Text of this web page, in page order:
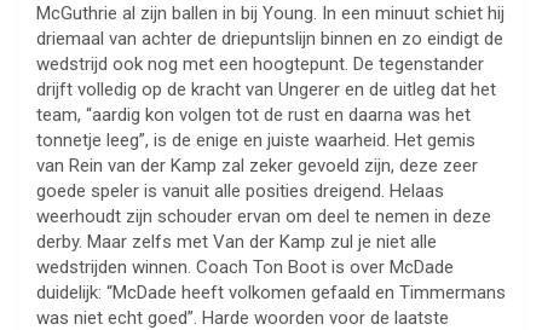
McGuthrie al zijn ballen in bij Young. In een minuut schiet hij
driemaal van achter de driepuntslijn binnen en zo eindigt de
wedstrijd ook nog met een hoogtepunt. De tegenstander
drijft volledig op de kracht van Ungerer en de uitleg dat het
team, “aardig kon volgen tot de rust en daarna was het
tonnetje leeg”, is de enige en juiste waarheid. Het gemis
van Rein van der Kamp zal zeker gevoeld zijn, deze zeer
goede speler is vanuit alle posities dreigend. Helaas
weerhoudt zijn schouder ervan om deel te nemen in deze
derby. Maar zelfs met Van der Kamp zul je niet alle
wedstrijden winnen. Coach Ton Boot is over McDade
duidelijk: “McDade heeft volkomen gefaald en Timmermans
was niet echt goed”. Harde woorden voor de laatste